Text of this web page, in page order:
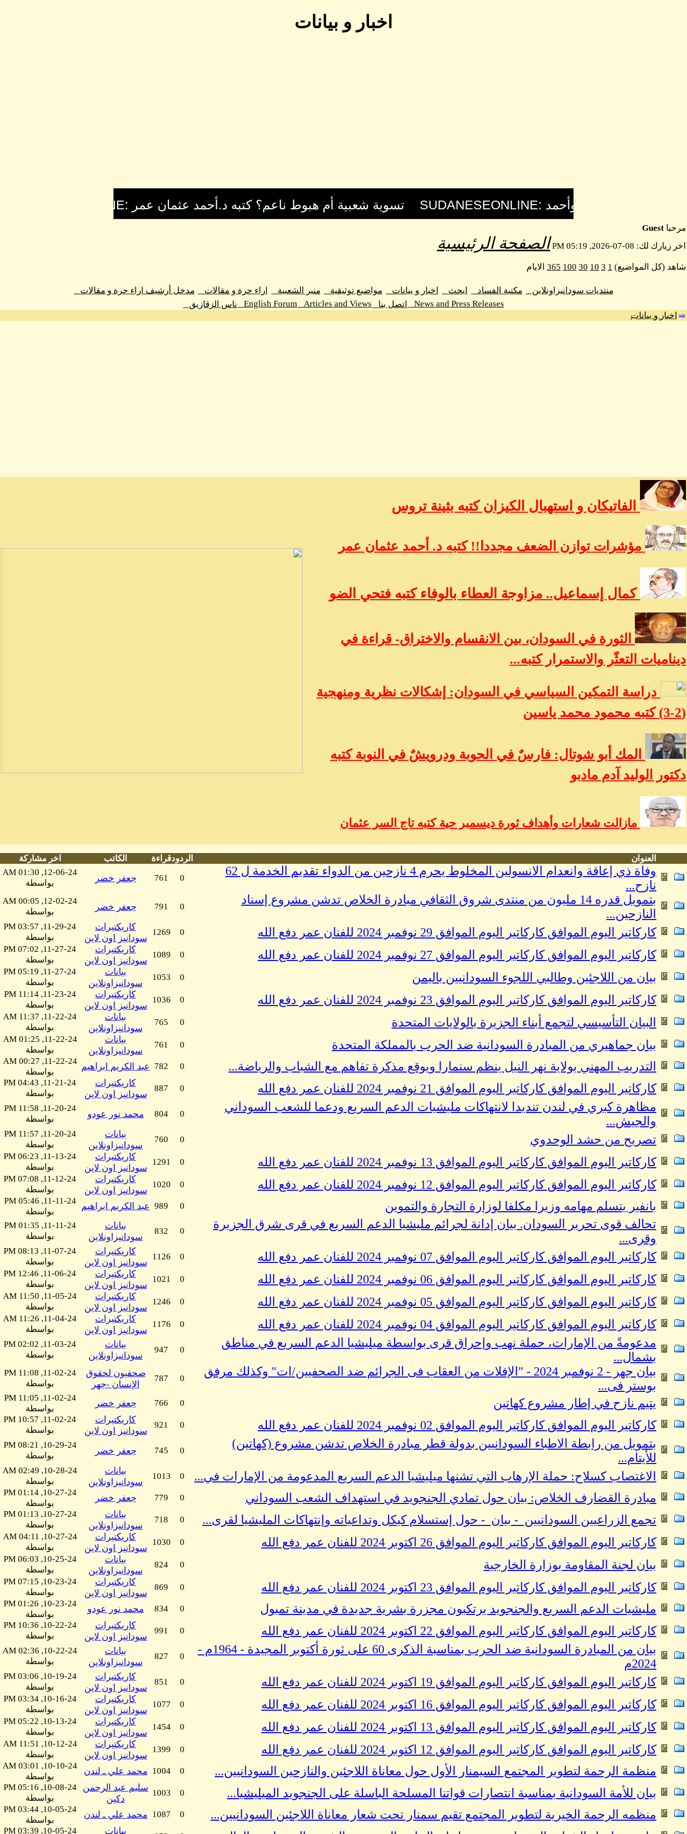
اخبار و بيانات
مرحبا Guest
اخر زيارك لك: 08-07-2026, 05:19 PM
الصفحة الرئيسية
شاهد (كل المواضيع) 1
3
10
30
100
365 الايام
منتديات سودانيزاونلاين مكتبة الفساد ابحث اخبار و بيانات مواضيع توثيقية منبر الشعبية اراء حرة و مقالات
مدخل أرشيف اراء حرة و مقالات
News and Press Releases
اتصل بنا Articles and Views
English Forum
ناس الزقازيق
اخبار و بيانات
الفاتيكان و استهبال الكيزان كتبه بثينة تروس
مؤشرات توازن الضعف مجددا!! كتبه د. أحمد عثمان عمر
كمال إسماعيل.. مزاوجة العطاء بالوفاء كتبه فتحي الضو
الثورة في السودان، بين الانقسام والاختراق- قراءة في
ديناميات التعثّر والاستمرار كتبه...
دراسة التمكين السياسي في السودان: إشكالات نظرية ومنهجية
(2-3) كتبه محمود محمد ياسين
المك أبو شوتال: فارسٌ في الحوبة ودرويشٌ في النوبة كتبه
دكتور الوليد آدم مادبو
مازالت شعارات وأهداف ثورة ديسمبر حية كتبه تاج السر عثمان
العنوان الردودقراءة الكاتب اخر مشاركة
وفاة ذي إعاقة وانعدام الانسولين المخلوط يحرم 4 نازحين من الدواء تقديم الخدمة ل 62
نازح...
0
761 جعفر خضر
12-06-24, 01:30 AM
بواسطة
بتمويل قدره 14 مليون من منتدى شروق الثقافي مبادرة الخلاص تدشن مشروع إسناد
النازحين...
0
791 جعفر خضر
12-02-24, 00:05 AM
بواسطة
كاركاتير اليوم الموافق كاركاتير اليوم الموافق 29 نوفمبر 2024 للفنان عمر دفع الله 0
1269
كاريكتيرات
سودانيز اون لاين
11-29-24, 03:57 PM
بواسطة
كاركاتير اليوم الموافق كاركاتير اليوم الموافق 27 نوفمبر 2024 للفنان عمر دفع الله 0
1089
كاريكتيرات
سودانيز اون لاين
11-27-24, 07:02 PM
بواسطة
بيان من اللاجئين وطالبي اللجوء السودانيين باليمن 0
1053
بيانات
سودانيزاونلاين
11-27-24, 05:19 PM
بواسطة
كاركاتير اليوم الموافق كاركاتير اليوم الموافق 23 نوفمبر 2024 للفنان عمر دفع الله 0
1036
كاريكتيرات
سودانيز اون لاين
11-23-24, 11:14 PM
بواسطة
البيان التأسيسي لتجمع أبناء الجزيرة بالولايات المتحدة 0
765
بيانات
سودانيزاونلاين
11-22-24, 11:37 AM
بواسطة
بيان جماهيري من المبادرة السودانية ضد الحرب بالمملكة المتحدة 0
761
بيانات
سودانيزاونلاين
11-22-24, 01:25 AM
بواسطة
التدريب المهني بولاية نهر النيل ينظم سنمارا ويوقع مذكرة تفاهم مع الشباب والرياضة... 0
782 عبد الكريم ابراهيم
11-22-24, 00:27 AM
بواسطة
كاركاتير اليوم الموافق كاركاتير اليوم الموافق 21 نوفمبر 2024 للفنان عمر دفع الله 0
887
كاريكتيرات
سودانيز اون لاين
11-21-24, 04:43 PM
بواسطة
مظاهرة كبري في لندن تنديدا لانتهاكات مليشيات الدعم السريع ودعما للشعب السوداني
والجيش...
0
804 محمد نور عودو
11-20-24, 11:58 PM
بواسطة
تصريح من حشد الوحدوي 0
760
بيانات
سودانيزاونلاين
11-20-24, 11:57 PM
بواسطة
كاركاتير اليوم الموافق كاركاتير اليوم الموافق 13 نوفمبر 2024 للفنان عمر دفع الله 0
1291
كاريكتيرات
سودانيز اون لاين
11-13-24, 06:23 PM
بواسطة
كاركاتير اليوم الموافق كاركاتير اليوم الموافق 12 نوفمبر 2024 للفنان عمر دفع الله 0
1020
كاريكتيرات
سودانيز اون لاين
11-12-24, 07:08 PM
بواسطة
بانفير يتسلم مهامه وزيرا مكلفا لوزارة التجارة والتموين 0
989 عبد الكريم ابراهيم
11-11-24, 05:46 PM
بواسطة
تحالف قوى تحرير السودان. بيان إدانة لجرائم مليشيا الدعم السريع في قرى شرق الجزيرة
وقرى...
0
832
بيانات
سودانيزاونلاين
11-11-24, 01:35 PM
بواسطة
كاركاتير اليوم الموافق كاركاتير اليوم الموافق 07 نوفمبر 2024 للفنان عمر دفع الله 0
1126
كاريكتيرات
سودانيز اون لاين
11-07-24, 08:13 PM
بواسطة
كاركاتير اليوم الموافق كاركاتير اليوم الموافق 06 نوفمبر 2024 للفنان عمر دفع الله 0
1021
كاريكتيرات
سودانيز اون لاين
11-06-24, 12:46 PM
بواسطة
كاركاتير اليوم الموافق كاركاتير اليوم الموافق 05 نوفمبر 2024 للفنان عمر دفع الله 0
1246
كاريكتيرات
سودانيز اون لاين
11-05-24, 11:50 AM
بواسطة
كاركاتير اليوم الموافق كاركاتير اليوم الموافق 04 نوفمبر 2024 للفنان عمر دفع الله 0
1176
كاريكتيرات
سودانيز اون لاين
11-04-24, 11:26 AM
بواسطة
مدعومةً من الإمارات، حملة نهب وإحراق قرى بواسطة ميليشيا الدعم السريع في مناطق
بشمال...
0
947
بيانات
سودانيزاونلاين
11-03-24, 02:02 PM
بواسطة
بيان جهر - 2 نوفمبر 2024 - "الإفلات من العقاب فى الجرائم ضد الصحفيين/ات" وكذلك مرفق
بوستر فى...
0
787
صحفيون لحقوق
الإنسان -جهر
11-02-24, 11:08 PM
بواسطة
يتيم نازح في إطار مشروع كهاتين 0
766 جعفر خضر
11-02-24, 11:05 PM
بواسطة
كاركاتير اليوم الموافق كاركاتير اليوم الموافق 02 نوفمبر 2024 للفنان عمر دفع الله 0
921
كاريكتيرات
سودانيز اون لاين
11-02-24, 10:57 PM
بواسطة
بتمويل من رابطة الاطباء السودانيين بدولة قطر مبادرة الخلاص تدشن مشروع (كهاتين)
للأيتام...
0
745 جعفر خضر
10-29-24, 08:21 PM
بواسطة
الاغتصاب كسلاح: حملة الإرهاب التي تشنها ميليشيا الدعم السريع المدعومة من الإمارات في... 0
1013
بيانات
سودانيزاونلاين
10-28-24, 02:49 AM
بواسطة
مبادرة القضارف الخلاص: بيان حول تمادي الجنجويد في استهداف الشعب السوداني 0
779 جعفر خضر
10-27-24, 01:14 PM
بواسطة
تجمع الزراعيين السودانيين - بيان - حول إستسلام كيكل وتداعياته وإنتهاكات المليشيا لقرى... 0
718
بيانات
سودانيزاونلاين
10-27-24, 01:13 PM
بواسطة
كاركاتير اليوم الموافق كاركاتير اليوم الموافق 26 اكتوبر 2024 للفنان عمر دفع الله 0
1030
كاريكتيرات
سودانيز اون لاين
10-27-24, 04:11 AM
بواسطة
بيان لجنة المقاومة بوزارة الخارجية 0
824
بيانات
سودانيزاونلاين
10-25-24, 06:03 PM
بواسطة
كاركاتير اليوم الموافق كاركاتير اليوم الموافق 23 اكتوبر 2024 للفنان عمر دفع الله 0
869
كاريكتيرات
سودانيز اون لاين
10-23-24, 07:15 PM
بواسطة
مليشيات الدعم السريع والجنجويد يرتكبون مجزرة بشرية جديدة في مدينة تمبول 0
834 محمد نور عودو
10-23-24, 01:26 PM
بواسطة
كاركاتير اليوم الموافق كاركاتير اليوم الموافق 22 اكتوبر 2024 للفنان عمر دفع الله 0
991
كاريكتيرات
سودانيز اون لاين
10-22-24, 10:36 PM
بواسطة
بيان من المبادرة السودانية ضد الحرب بمناسبة الذكرى 60 على ثورة أكتوبر المجيدة - 1964م -
2024م
0
827
بيانات
سودانيزاونلاين
10-22-24, 02:36 AM
بواسطة
كاركاتير اليوم الموافق كاركاتير اليوم الموافق 19 اكتوبر 2024 للفنان عمر دفع الله 0
851
كاريكتيرات
سودانيز اون لاين
10-19-24, 03:06 PM
بواسطة
كاركاتير اليوم الموافق كاركاتير اليوم الموافق 16 اكتوبر 2024 للفنان عمر دفع الله 0
1077
كاريكتيرات
سودانيز اون لاين
10-16-24, 03:34 PM
بواسطة
كاركاتير اليوم الموافق كاركاتير اليوم الموافق 13 اكتوبر 2024 للفنان عمر دفع الله 0
1454
كاريكتيرات
سودانيز اون لاين
10-13-24, 05:22 PM
بواسطة
كاركاتير اليوم الموافق كاركاتير اليوم الموافق 12 اكتوبر 2024 للفنان عمر دفع الله 0
1399
كاريكتيرات
سودانيز اون لاين
10-12-24, 11:51 AM
بواسطة
منظمة الرحمة لتطوير المجتمع السيمنار الأول حول معاناة اللاجئين والنازحين السودانيين... 0
1004 محمد علي ـ لندن
10-10-24, 03:01 AM
بواسطة
بيان للأمة السودانية بمناسبة انتصارات قواتنا المسلحة الباسلة على الجنجويد الميليشيا... 0
1003
سليم عبد الرحمن
دكين
10-08-24, 05:16 PM
بواسطة
منظمه الرحمة الخيرية لتطوير المجتمع تقيم سمنار تحت شعار معاناة اللاجئين السودانيين... 0
1087 محمد علي ـ لندن
10-05-24, 03:44 PM
بواسطة
بيانات 10-05-24, 03:39 PM